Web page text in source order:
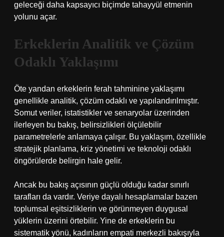
geleceği daha kapsayıcı biçimde tahayyül etmenin
yolunu açar.
Erkeklerin Analitik ve Çözüm
Odaklı Yaklaşımı
Öte yandan erkeklerin ferah tahminine yaklaşımı
genellikle analitik, çözüm odaklı ve yapılandırılmıştır.
Somut veriler, istatistikler ve senaryolar üzerinden
ilerleyen bu bakış, belirsizlikleri ölçülebilir
parametrelerle anlamaya çalışır. Bu yaklaşım, özellikle
stratejik planlama, kriz yönetimi ve teknoloji odaklı
öngörülerde belirgin hale gelir.
Ancak bu bakış açısının güçlü olduğu kadar sınırlı
tarafları da vardır. Veriye dayalı hesaplamalar bazen
toplumsal eşitsizliklerin ve görünmeyen duygusal
yüklerin üzerini örtebilir. Yine de erkeklerin bu
sistematik yönü, kadınların empati merkezli bakışıyla